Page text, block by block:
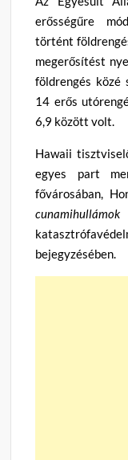
erősségűre
történt
megerősítést
földrengés közé
14 erős
6,9 között volt.
Hawaii
egyes part
fővárosában,
bejegyzésében.